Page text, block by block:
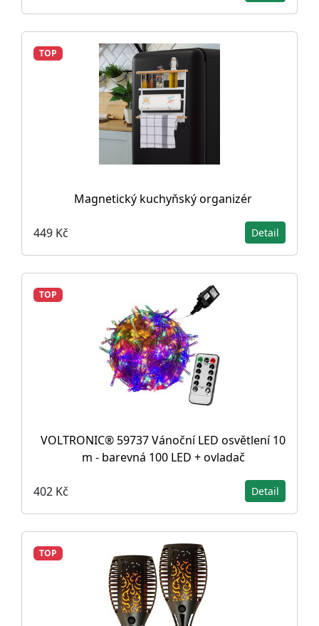
TOP
Magnetický kuchyňský organizér
449 Kč Detail
TOP
VOLTRONIC® 59737 Vánoční LED osvětlení 10
m - barevná 100 LED + ovladač
402 Kč Detail
TOP